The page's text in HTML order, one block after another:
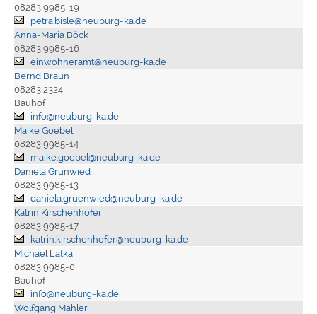
08283 9985-19
petra.bisle@neuburg-ka.de
Anna-Maria Böck
08283 9985-16
einwohneramt@neuburg-ka.de
Bernd Braun
08283 2324
Bauhof
info@neuburg-ka.de
Maike Goebel
08283 9985-14
maike.goebel@neuburg-ka.de
Daniela Grünwied
08283 9985-13
daniela.gruenwied@neuburg-ka.de
Katrin Kirschenhofer
08283 9985-17
katrin.kirschenhofer@neuburg-ka.de
Michael Latka
08283 9985-0
Bauhof
info@neuburg-ka.de
Wolfgang Mahler